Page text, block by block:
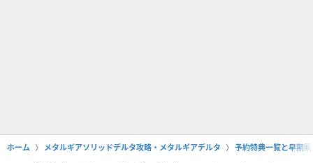
ホーム メタルギアソリッドデルタ攻略・メタルギアデルタ 予約特典一覧と早期